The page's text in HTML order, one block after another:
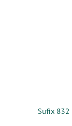
Sufix